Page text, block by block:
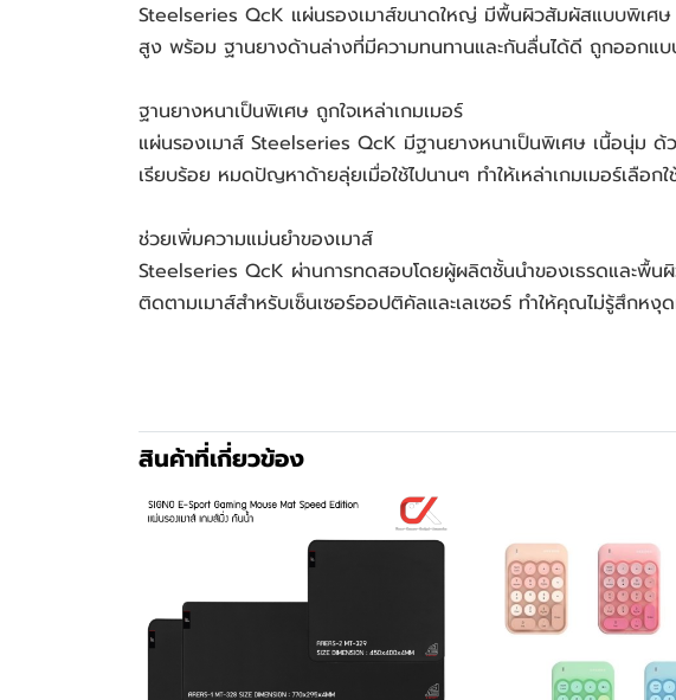
Steelseries QcK แผ่นรองเมาส์ขนาดใหญ่ มีพื้นผิวสัมผัสแบบพิเศ
สูง พร้อม ฐานยางด้านล่างที่มีความทนทานและกันลื่นได้ดี ถูกออกแบ
ฐานยางหนาเป็นพิเศษ ถูกใจเหล่าเกมเมอร์
แผ่นรองเมาส์ Steelseries QcK มีฐานยางหนาเป็นพิเศษ เนื้อนุ่ม
เรียบร้อย หมดปัญหาด้ายลุ่ยเมื่อใช้ไปนานๆ ทำให้เหล่าเกมเมอร์เลือ
ช่วยเพิ่มความแม่นยำของเมาส์
Steelseries QcK ผ่านการทดสอบโดยผู้ผลิตชั้นนำของเธรดและพื้น
ติดตามเมาส์สำหรับเซ็นเซอร์ออปติคัลและเลเซอร์ ทำให้คุณไม่รู้สึกหงุ
สินค้าที่เกี่ยวข้อง